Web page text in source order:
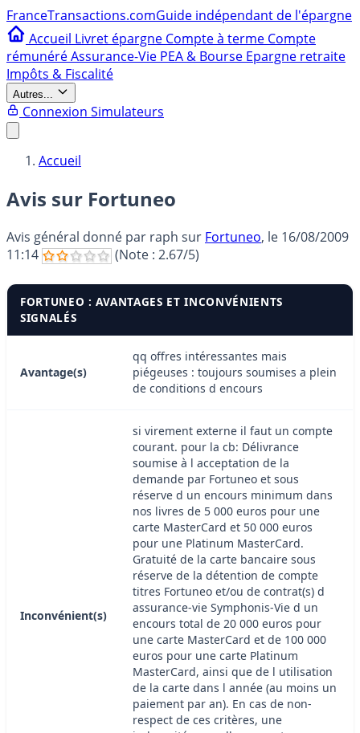
FranceTransactions.comGuide indépendant de l'épargne
Accueil Livret épargne Compte à terme Compte
rémunéréAssurance-Vie PEA & Bourse Epargne retraite
Impôts & Fiscalité
Autres...
Connexion Simulateurs
Accueil
Avis sur Fortuneo
Avis général donné par raph sur Fortuneo, le 16/08/2009
11:14
(Note : 2.67/5)
FORTUNEO : AVANTAGES ET INCONVÉNIENTS
SIGNALÉS
Avantage(s)
qq offres intéressantes mais
piégeuses : toujours soumises a plein
de conditions d encours
Inconvénient(s)
si virement externe il faut un compte
courant. pour la cb: Délivrance
soumise à l acceptation de la
demande par Fortuneo et sous
réserve d un encours minimum dans
nos livres de 5 000 euros pour une
carte MasterCard et 50 000 euros
pour une Platinum MasterCard.
Gratuité de la carte bancaire sous
réserve de la détention de compte
titres Fortuneo et/ou de contrat(s) d
assurance-vie Symphonis-Vie d un
encours total de 20 000 euros pour
une carte MasterCard et de 100 000
euros pour une carte Platinum
MasterCard, ainsi que de l utilisation
de la carte dans l année (au moins un
paiement par an). En cas de non-
respect de ces critères, une